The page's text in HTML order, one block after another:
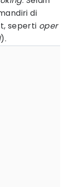
di
seperti oper
).